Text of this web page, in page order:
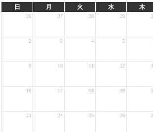
日 月 火 水 木
26 27 28 29
2 3 4 5
9 10 11 12
16 17 18 19
23 24 25 26